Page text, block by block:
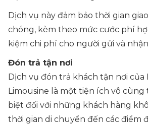
Dịch vụ này đảm bảo thời gian
chóng, kèm theo mức cước phí
kiệm chi phí cho người gửi và
Đón trả tận nơi
Dịch vụ đón trả khách tận nơi của
Limousine là một tiện ích vô cùng
biệt đối với những khách hàng
thời gian di chuyển đến các điểm